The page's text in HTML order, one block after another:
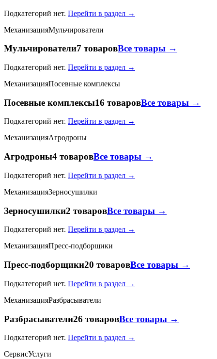
Подкатегорий нет. Перейти в раздел →
МеханизацияМульчирователи
Мульчирователи7 товаровВсе товары →
Подкатегорий нет. Перейти в раздел →
МеханизацияПосевные комплексы
Посевные комплексы16 товаровВсе товары →
Подкатегорий нет. Перейти в раздел →
МеханизацияАгродроны
Агродроны4 товаровВсе товары →
Подкатегорий нет. Перейти в раздел →
МеханизацияЗерносушилки
Зерносушилки2 товаровВсе товары →
Подкатегорий нет. Перейти в раздел →
МеханизацияПресс-подборщики
Пресс-подборщики20 товаровВсе товары →
Подкатегорий нет. Перейти в раздел →
МеханизацияРазбрасыватели
Разбрасыватели26 товаровВсе товары →
Подкатегорий нет. Перейти в раздел →
СервисУслуги